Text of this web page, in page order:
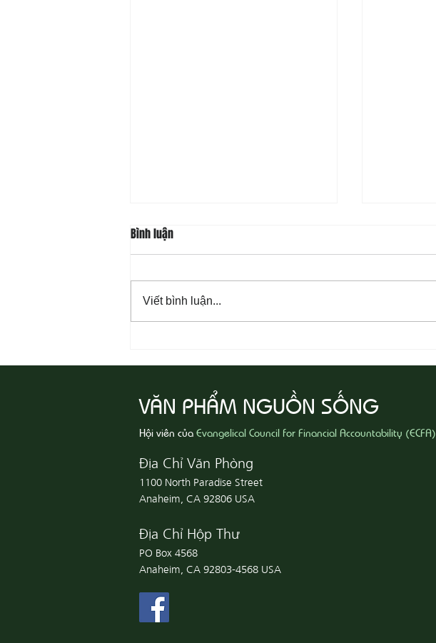
08-07 Nhân Từ Và Chân Thật
Khổ
Bình luận
Viết bình luận...
VĂN PHẨM NGUỒN SỐNG
Hội viên củaEvangelical Council for Financial Accountability (ECFA)
Địa Chỉ Văn Phòng
1100 North Paradise Street
Anaheim, CA 92806 USA
Địa Chỉ Hộp Thư
PO Box 4568
Anaheim, CA 92803-4568 USA